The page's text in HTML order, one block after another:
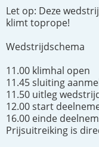
Let op: Deze
klimt toprope!
Wedstrijdschema
11.00 klimhal open
11.45 sluiting
11.50 uitleg
12.00 start
16.00 einde
Prijsuitreiking is